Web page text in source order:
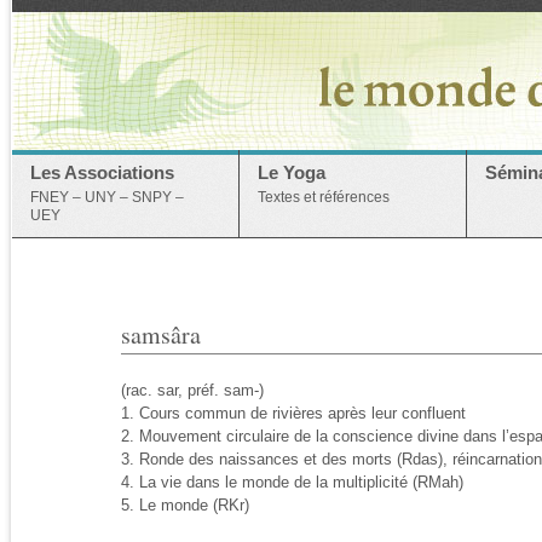
Les Associations
FNEY – UNY – SNPY –
UEY
Le Yoga
Textes et références
samsâra
(rac. sar, préf. sam-)
1. Cours commun de rivières après leur confluent
2. Mouvement circulaire de la conscience divine dans
3. Ronde des naissances et des morts (Rdas),
4. La vie dans le monde de la multiplicité (RMah)
5. Le monde (RKr)